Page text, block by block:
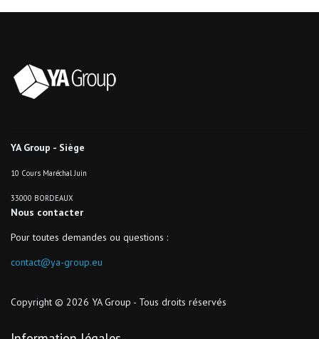
YA Group - Siège
10 Cours Maréchal Juin
33000 BORDEAUX
Nous contacter
Pour toutes demandes ou questions :
contact@ya-group.eu
Copyright © 2026 YA Group - Tous droits réservés